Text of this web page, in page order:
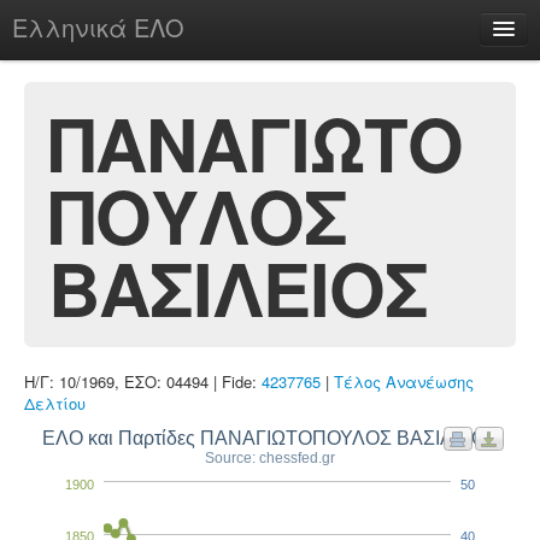
Ελληνικά ΕΛΟ
chesstu.be @ discord
Login
ΠΑΝΑΓΙΩΤΟ
ΠΟΥΛΟΣ
ΒΑΣΙΛΕΙΟΣ
Η/Γ: 10/1969, ΕΣΟ: 04494 | Fide: 4237765 | Τέλος Ανανέωσης
Δελτίου
ΕΛΟ και Παρτίδες ΠΑΝΑΓΙΩΤΟΠΟΥΛΟΣ ΒΑΣΙΛΕΙΟΣ
Source: chessfed.gr
1850
1900
40
50